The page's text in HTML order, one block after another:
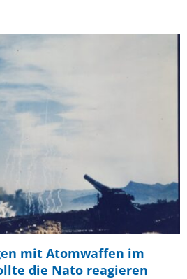
mit Atomwaffen im
die Nato reagieren